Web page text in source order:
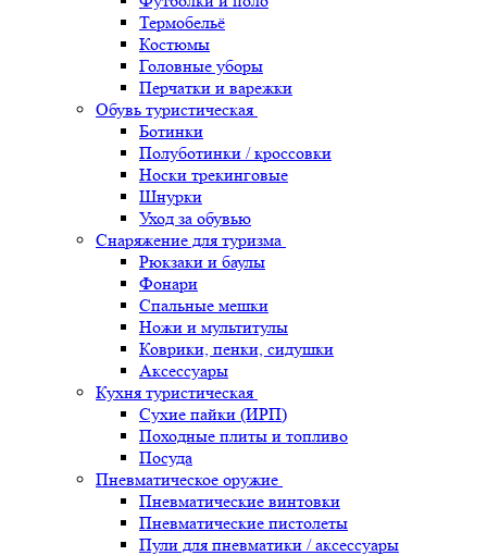
Термобельё
Костюмы
Головные уборы
Перчатки и варежки
Обувь туристическая
Ботинки
Полуботинки / кроссовки
Носки трекинговые
Шнурки
Уход за обувью
Снаряжение для туризма
Рюкзаки и баулы
Фонари
Спальные мешки
Ножи и мультитулы
Коврики, пенки, сидушки
Аксессуары
Кухня туристическая
Сухие пайки (ИРП)
Походные плиты и топливо
Посуда
Пневматическое оружие
Пневматические винтовки
Пневматические пистолеты
Пули для пневматики / аксессуары